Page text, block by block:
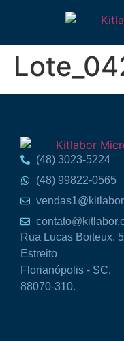
(48) 3023-5224
(48) 99822-0565
Rua Lucas Boiteux,
Estreito
Florianópolis - SC,
88070-310.